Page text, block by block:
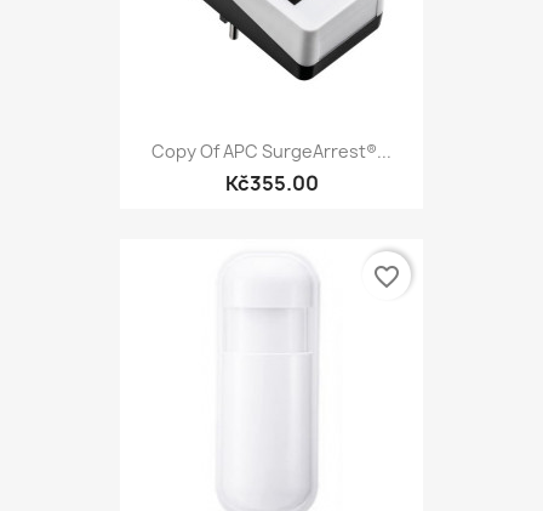
Copy Of APC SurgeArrest®...
Kč355.00
favorite_border